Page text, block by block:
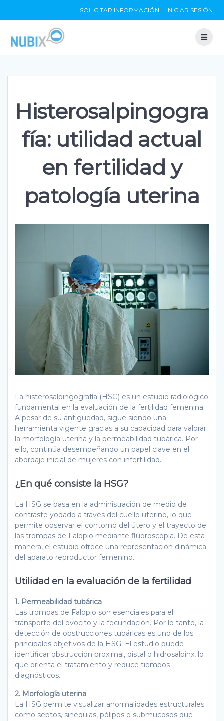
to
SOLICITAR INFORMACIÓN INICIAR SESIÓN
Histerosalpingogra
fía: utilidad actual
en fertilidad y
patología uterina
La histerosalpingografía (HSG) es un estudio radiológico
fundamental en la evaluación de la fertilidad femenina.
A pesar de su antigüedad, sigue siendo una
herramienta vigente gracias a su capacidad para valorar
la morfología uterina y la permeabilidad tubárica. Por
ello, continúa desempeñando un papel clave en el
abordaje inicial de mujeres con infertilidad.
¿En qué consiste la HSG?
La HSG se basa en la administración de medio de
contraste yodado a través del cuello uterino, lo que
permite observar el contorno del útero y el trayecto de
las trompas de Falopio mediante fluoroscopia. De esta
manera, el estudio ofrece una representación dinámica
del aparato reproductor femenino.
Utilidad en la evaluación de la fertilidad
1. Permeabilidad tubárica
Las trompas de Falopio son esenciales para el
transporte del ovocito y la fecundación. Por lo tanto, la
detección de obstrucciones tubáricas es uno de los
principales objetivos de la HSG. El estudio puede
identificar obstrucción proximal, distal o hidrosalpinx, lo
que orienta el tratamiento y reduce tiempos
diagnósticos.
2. Morfología uterina
La HSG permite visualizar anormalidades estructurales
como septos, sinequias, pólipos o submucosos que